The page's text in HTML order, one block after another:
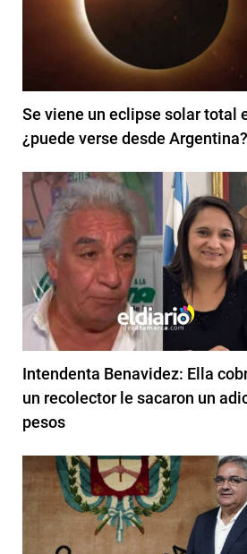
Se viene un eclipse solar total
¿puede verse desde Argentina?
Intendenta Benavidez: Ella
un recolector le sacaron un
pesos